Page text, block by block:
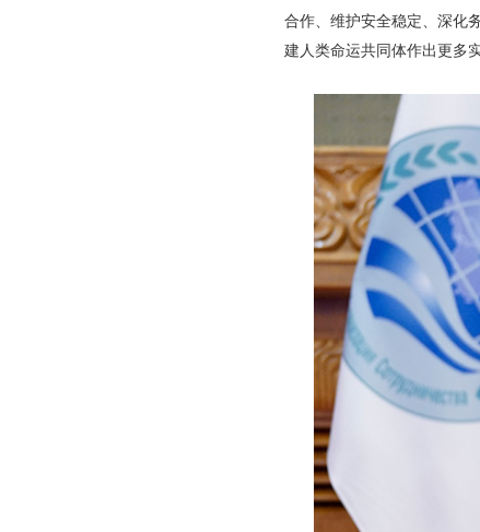
合作、维护安全稳定、深化
建人类命运共同体作出更多